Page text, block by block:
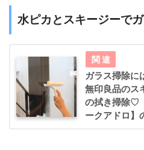
水ピカとスキージーで
ガラス掃除に
無印良品のス
の拭き掃除♡
ークアドロ】